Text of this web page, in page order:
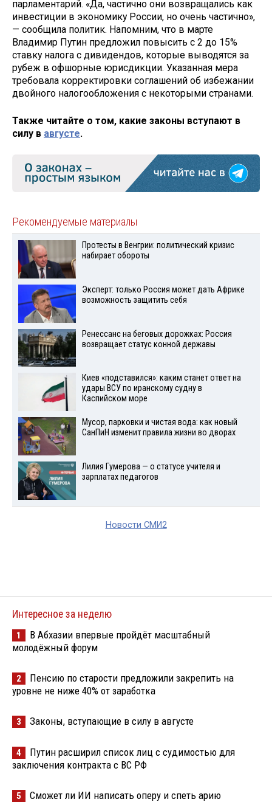
парламентарий. «Да, частично они возвращались как
инвестиции в экономику России, но очень частично»,
— сообщила политик. Напомним, что в марте
Владимир Путин предложил повысить с 2 до 15%
ставку налога с дивидендов, которые выводятся за
рубеж в офшорные юрисдикции. Указанная мера
требовала корректировки соглашений об избежании
двойного налогообложения с некоторыми странами.
Также читайте о том, какие законы вступают в
силу в августе.
Рекомендуемые материалы
Протесты в Венгрии: политический кризис
набирает обороты
Эксперт: только Россия может дать Африке
возможность защитить себя
Ренессанс на беговых дорожках: Россия
возвращает статус конной державы
Киев «подставился»: каким станет ответ на
удары ВСУ по иранскому судну в
Каспийском море
Мусор, парковки и чистая вода: как новый
СанПиН изменит правила жизни во дворах
Лилия Гумерова — о статусе учителя и
зарплатах педагогов
Новости СМИ2
Интересное за неделю
1
В Абхазии впервые пройдёт масштабный
молодёжный форум
2
Пенсию по старости предложили закрепить на
уровне не ниже 40% от заработка
3 Законы, вступающие в силу в августе
4
Путин расширил список лиц с судимостью для
заключения контракта с ВС РФ
5 Сможет ли ИИ написать оперу и спеть арию